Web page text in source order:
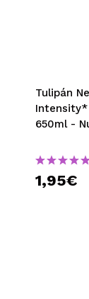
Tulipán
Intensity*
650ml -
1,95€